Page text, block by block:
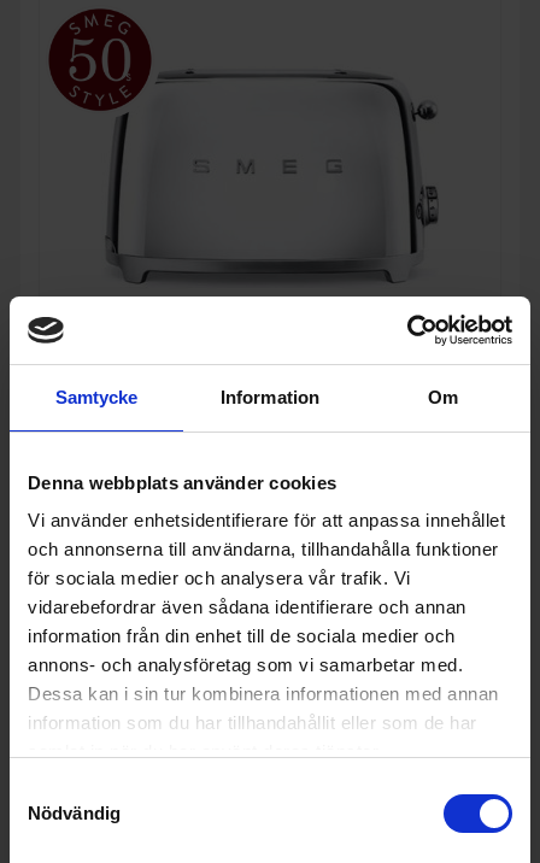
Samtycke Information Om
Denna webbplats använder cookies
Vi använder enhetsidentifierare för att anpassa innehållet
och annonserna till användarna, tillhandahålla funktioner
för sociala medier och analysera vår trafik. Vi
vidarebefordrar även sådana identifierare och annan
information från din enhet till de sociala medier och
annons- och analysföretag som vi samarbetar med.
Dessa kan i sin tur kombinera informationen med annan
information som du har tillhandahållit eller som de har
Nödvändig
SmegTSF01SSEU Retro Brödrost med Extra Breda Fack
Effekt (w): 950
KÖP